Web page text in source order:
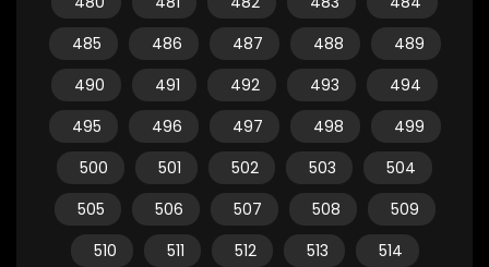
485
486 487 488
489
490
491 492 493
494
495
496 497 498
499
500
501 502 503
504
505
506 507 508
509
510
511 512 513
514